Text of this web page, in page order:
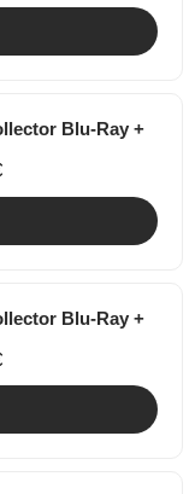
Blu-Ray +
Blu-Ray +